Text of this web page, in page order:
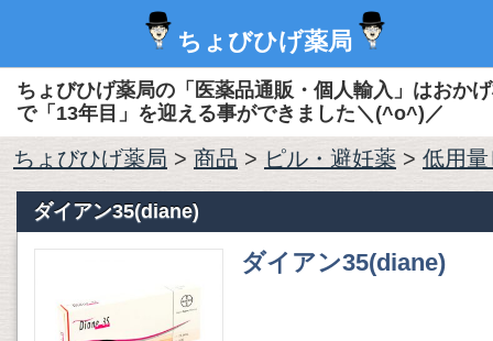
ちょびひげ薬局
ちょびひげ薬局の「医薬品通販・個人輸入」はおか
で「13年目」を迎える事ができました＼(^o^)／
ちょびひげ薬局 > 商品 > ピル・避妊薬 > 低用
ダイアン35(diane)
ダイアン35(diane)